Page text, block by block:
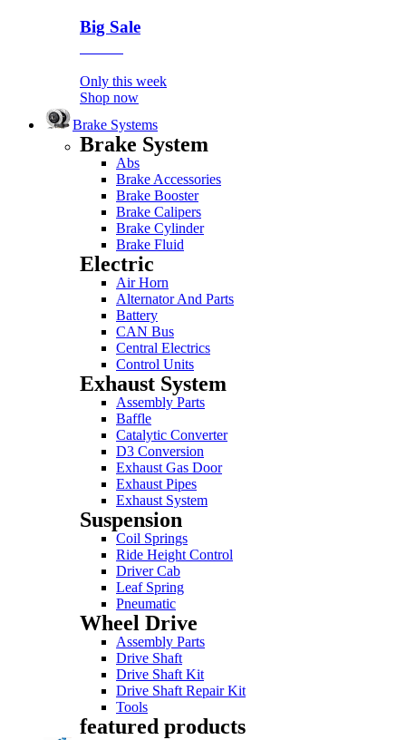
Big Sale
Only this week
Shop now
Brake Systems
Brake System
Abs
Brake Accessories
Brake Booster
Brake Calipers
Brake Cylinder
Brake Fluid
Electric
Air Horn
Alternator And Parts
Battery
CAN Bus
Central Electrics
Control Units
Exhaust System
Assembly Parts
Baffle
Catalytic Converter
D3 Conversion
Exhaust Gas Door
Exhaust Pipes
Exhaust System
Suspension
Coil Springs
Ride Height Control
Driver Cab
Leaf Spring
Pneumatic
Wheel Drive
Assembly Parts
Drive Shaft
Drive Shaft Kit
Drive Shaft Repair Kit
Tools
featured products